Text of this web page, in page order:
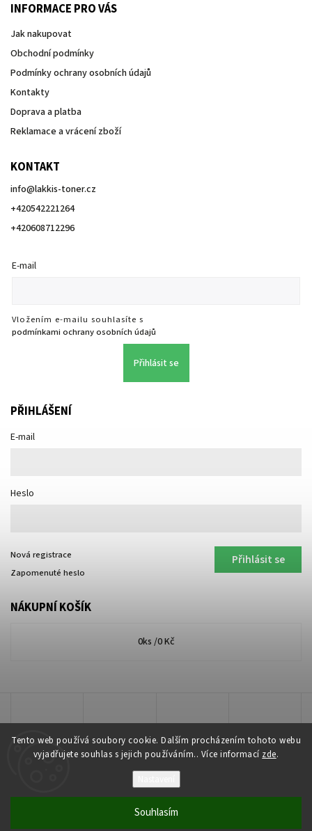
Tento web používá soubory cookie. Dalším procházením tohoto webu
vyjadřujete souhlas s jejich používáním.. Více informací zde.
Souhlasím
INFORMACE PRO VÁS
Jak nakupovat
Obchodní podmínky
Podmínky ochrany osobních údajů
Kontakty
Doprava a platba
Reklamace a vrácení zboží
KONTAKT
info@lakkis-toner.cz
+420542221264
+420608712296
E-mail
Vložením e-mailu souhlasíte s
podmínkami ochrany osobních údajů
Přihlásit se
PŘIHLÁŠENÍ
E-mail
Heslo
Přihlásit se
Nová registrace
Zapomenuté heslo
NÁKUPNÍ KOŠÍK
0ks /0 Kč
Lakkis Toner. Všechna práva vyhrazena.